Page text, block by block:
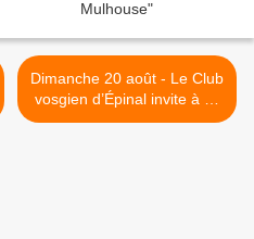
Dimanche 20 août - Le Club
vosgien d’Épinal invite à sa
24e marche populaire >